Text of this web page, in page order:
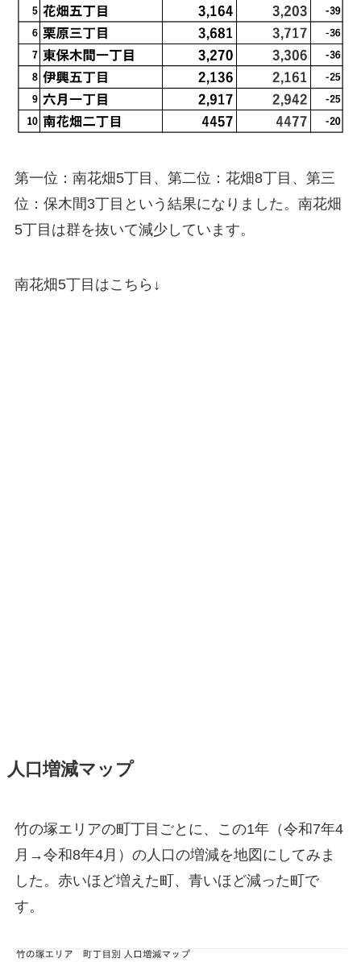
第一位：南花畑5丁目、第二位：花畑8丁目、第三
位：保木間3丁目という結果になりました。南花畑
5丁目は群を抜いて減少しています。
南花畑5丁目はこちら↓
人口増減マップ
竹の塚エリアの町丁目ごとに、この1年（令和7年4
月→令和8年4月）の人口の増減を地図にしてみま
した。赤いほど増えた町、青いほど減った町で
す。